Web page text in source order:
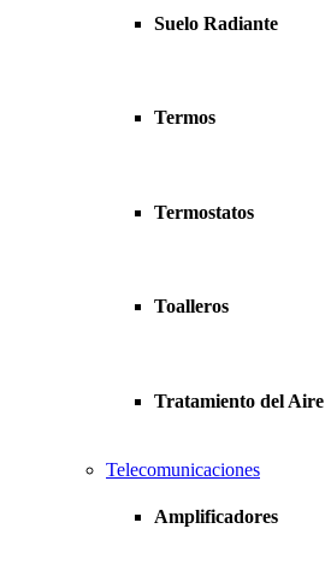
Suelo Radiante
Termos
Termostatos
Toalleros
Tratamiento del Aire
Telecomunicaciones
Amplificadores